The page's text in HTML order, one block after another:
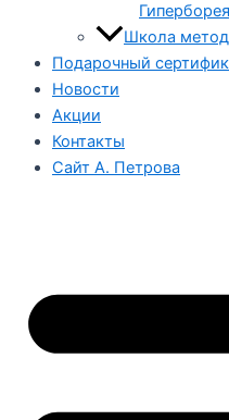
Школа
Подарочный
Новости
Акции
Контакты
Сайт А. Петрова